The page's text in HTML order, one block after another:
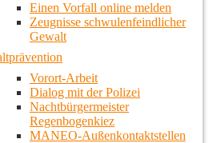
Einen Vorfall online melden
Zeugnisse schwulenfeindlicher
Gewalt
Vorort-Arbeit
Dialog mit der Polizei
Nachtbürgermeister
Regenbogenkiez
MANEO-Außenkontaktstellen